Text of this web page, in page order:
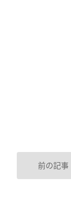
前の記事